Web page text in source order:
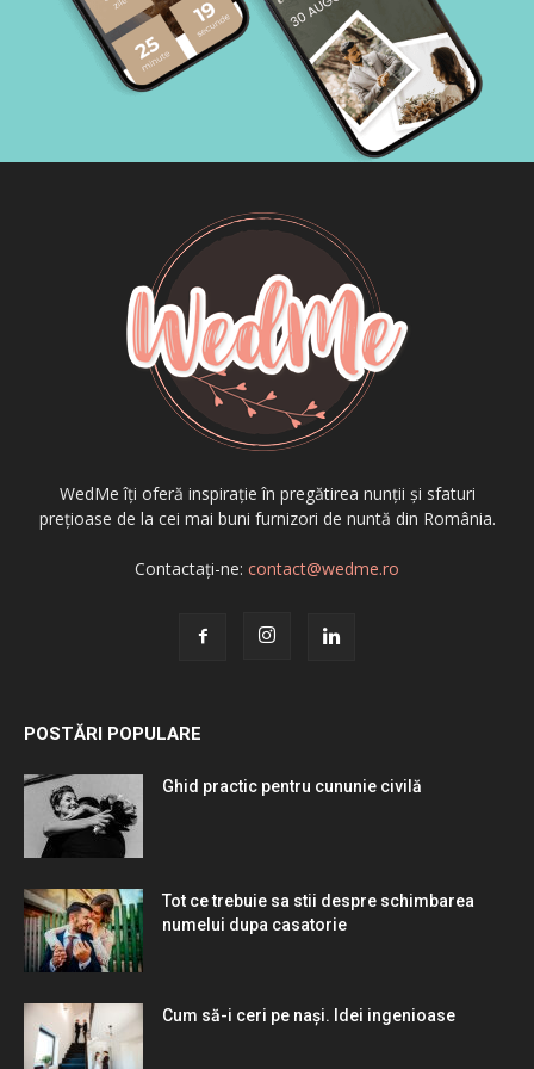
WedMe îți oferă inspirație în pregătirea nunții și sfaturi
prețioase de la cei mai buni furnizori de nuntă din România.
Contactați-ne: contact@wedme.ro
POSTĂRI POPULARE
Ghid practic pentru cununie civilă
Tot ce trebuie sa stii despre schimbarea
numelui dupa casatorie
Cum să-i ceri pe nași. Idei ingenioase